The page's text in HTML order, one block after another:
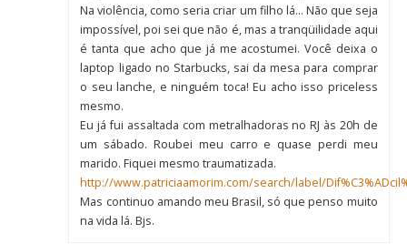
Na violência, como seria criar um filho lá… Não que seja
impossível, poi sei que não é, mas a tranqüilidade aqui
é tanta que acho que já me acostumei. Você deixa o
laptop ligado no Starbucks, sai da mesa para comprar
o seu lanche, e ninguém toca! Eu acho isso priceless
mesmo.
Eu já fui assaltada com metralhadoras no RJ às 20h de
um sábado. Roubei meu carro e quase perdi meu
marido. Fiquei mesmo traumatizada.
http://www.patriciaamorim.com/search/label/
Mas continuo amando meu Brasil, só que penso muito
na vida lá. Bjs.